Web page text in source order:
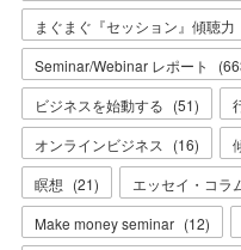
まぐまぐ『セッション』傾聴力
Seminar/Webinar レポート
(
ビジネスを始動する (51)
オンラインビジネス
(16)
瞑想 (21) エッセイ・コラ
Make money seminar (12)